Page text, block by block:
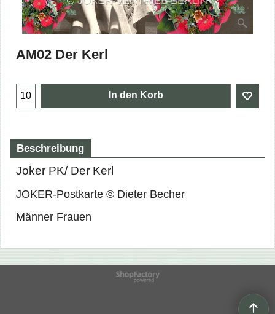
AM02 Der Kerl
In den Korb
Beschreibung
Joker PK/ Der Kerl
JOKER-Postkarte © Dieter Becher
Männer Frauen
WebShop erstellt mit
ShopFactory Shop